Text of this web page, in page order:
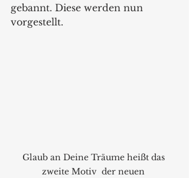
gebannt. Diese werden nun
vorgestellt.
Glaub an Deine Träume heißt das
zweite Motiv  der neuen